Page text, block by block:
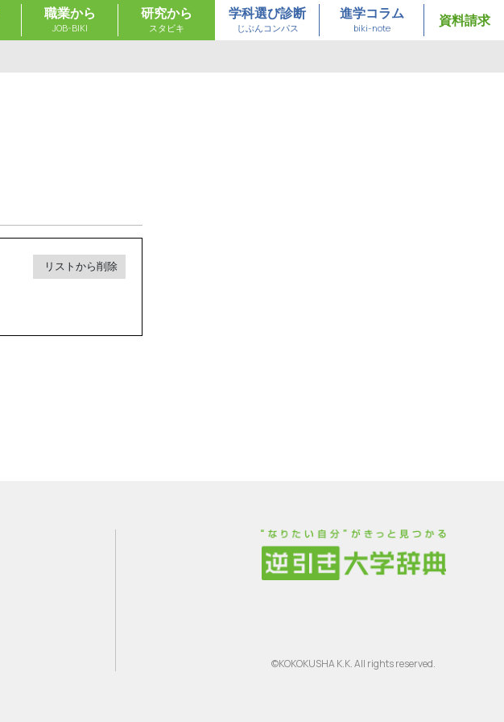
職業から
JOB-BIKI
研究から
スタビキ
学科選び診断
じぶんコンパス
進学コラム
biki-note
資料請求
リストから削除
©KOKOKUSHA K.K. All rights reserved.